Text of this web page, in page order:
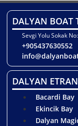
DALYAN BOAT
Sevgi Yolu Sokak
+905437630552
DALYAN
Bacardi Bay
Ekincik Bay
Dalyan